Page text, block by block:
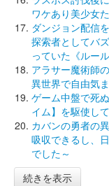
ワケあり美少女
ダンジョン配信
探索者としてバ
っていた《ルー
アラサー魔術師
異世界で自由気
ゲーム中盤で死
イム】を駆使し
カバンの勇者の
吸収できるし、
でした～
続きを表示